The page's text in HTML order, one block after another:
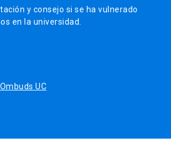
y consejo si se ha vulnerado
en la universidad.
UC